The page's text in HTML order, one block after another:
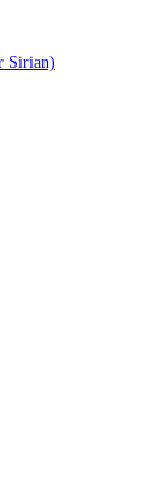
Sirian)